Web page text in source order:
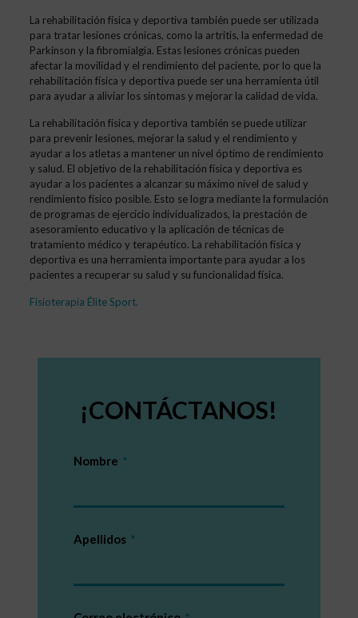
La rehabilitación física y deportiva también puede ser utilizada
para tratar lesiones crónicas, como la artritis, la enfermedad de
Parkinson y la fibromialgia. Estas lesiones crónicas pueden
afectar la movilidad y el rendimiento del paciente, por lo que la
rehabilitación física y deportiva puede ser una herramienta útil
para ayudar a aliviar los síntomas y mejorar la calidad de vida.
La rehabilitación física y deportiva también se puede utilizar
para prevenir lesiones, mejorar la salud y el rendimiento y
ayudar a los atletas a mantener un nivel óptimo de rendimiento
y salud. El objetivo de la rehabilitación física y deportiva es
ayudar a los pacientes a alcanzar su máximo nivel de salud y
rendimiento físico posible. Esto se logra mediante la formulación
de programas de ejercicio individualizados, la prestación de
asesoramiento educativo y la aplicación de técnicas de
tratamiento médico y terapéutico. La rehabilitación física y
deportiva es una herramienta importante para ayudar a los
pacientes a recuperar su salud y su funcionalidad física.
Fisioterapia Élite Sport.
¡CONTÁCTANOS!
Nombre
Apellidos